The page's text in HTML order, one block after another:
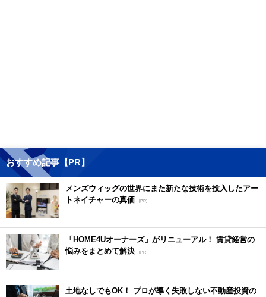
おすすめ記事【PR】
メンズウィッグの世界にまた新たな技術を投入したアー
トネイチャーの真価 [PR]
「HOME4Uオーナーズ」がリニューアル！ 賃貸経営の
悩みをまとめて解決 [PR]
土地なしでもOK！ プロが導く失敗しない不動産投資の